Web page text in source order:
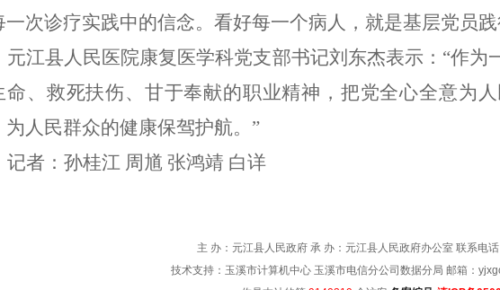
一次诊疗实践中的信念。看好每一个病人，就是基层党员
元江县人民医院康复医学科党支部书记刘东杰表示： “作为
命、救死扶伤、甘于奉献的职业精神，把党全心全意为
为人民群众的健康保驾护航。 ”
记者：孙桂江 周馗 张鸿靖 白详
主 办：元江县人民政府 承 办：元江县人民政府办公室 联系电
技术支持：玉溪市计算机中心 玉溪市电信分公司数据分局 邮箱：